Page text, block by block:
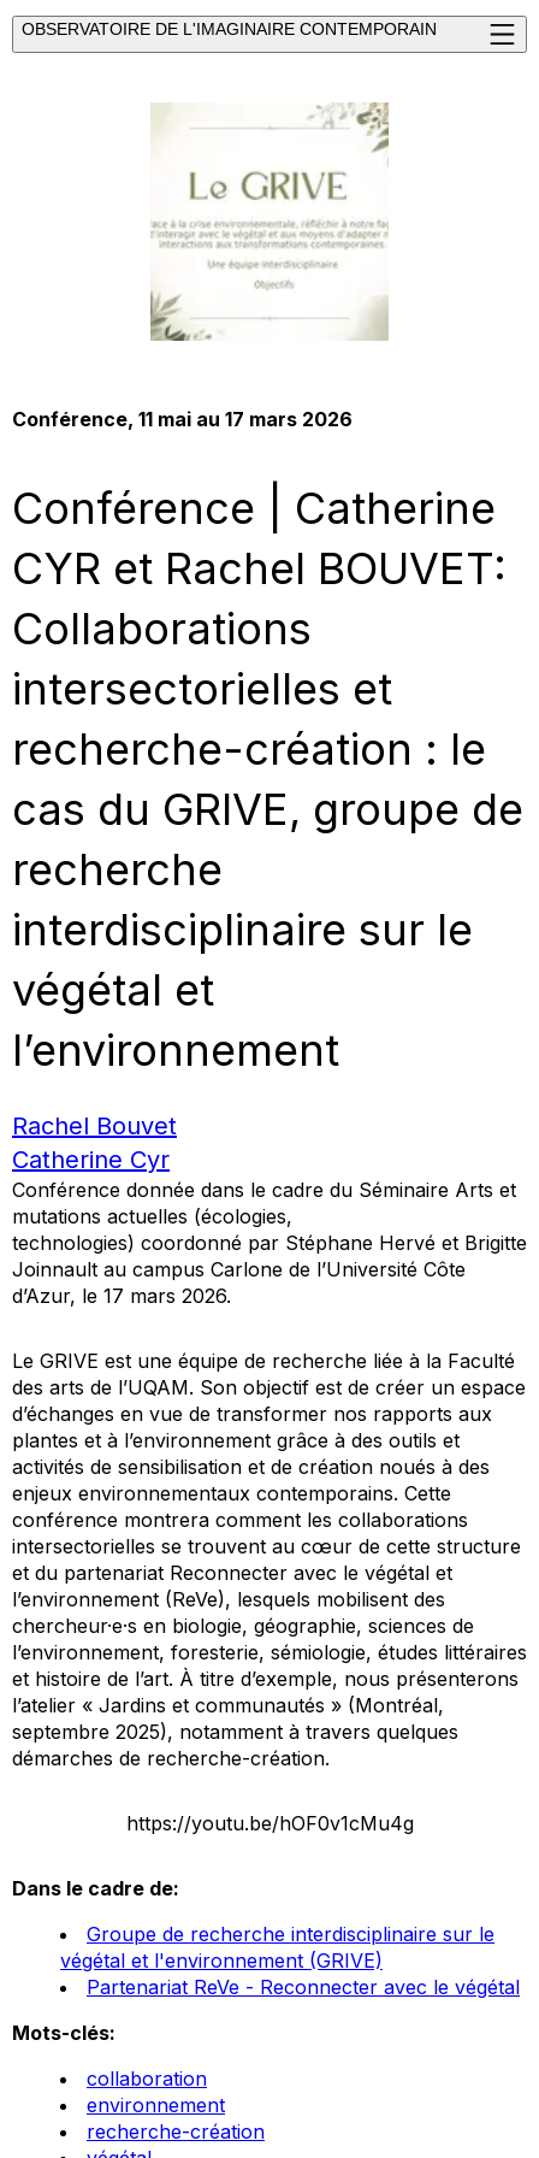
OBSERVATOIRE DE L'IMAGINAIRE CONTEMPORAIN
Conférence, 11 mai au 17 mars 2026
Conférence | Catherine
CYR et Rachel BOUVET:
Collaborations
intersectorielles et
recherche-création : le
cas du GRIVE, groupe de
recherche
interdisciplinaire sur le
végétal et
l’environnement
Rachel Bouvet
Catherine Cyr
Conférence donnée dans le cadre du Séminaire Arts et
mutations actuelles (écologies,
technologies) coordonné par Stéphane Hervé et Brigitte
Joinnault au campus Carlone de l’Université Côte
d’Azur, le 17 mars 2026.
Le GRIVE est une équipe de recherche liée à la Faculté
des arts de l’UQAM. Son objectif est de créer un espace
d’échanges en vue de transformer nos rapports aux
plantes et à l’environnement grâce à des outils et
activités de sensibilisation et de création noués à des
enjeux environnementaux contemporains. Cette
conférence montrera comment les collaborations
intersectorielles se trouvent au cœur de cette structure
et du partenariat Reconnecter avec le végétal et
l’environnement (ReVe), lesquels mobilisent des
chercheur·e·s en biologie, géographie, sciences de
l’environnement, foresterie, sémiologie, études littéraires
et histoire de l’art. À titre d’exemple, nous présenterons
l’atelier « Jardins et communautés » (Montréal,
septembre 2025), notamment à travers quelques
démarches de recherche-création.
https://youtu.be/hOF0v1cMu4g
Dans le cadre de:
Groupe de recherche interdisciplinaire sur le
végétal et l'environnement (GRIVE)
Partenariat ReVe - Reconnecter avec le végétal
Mots-clés:
collaboration
environnement
recherche-création